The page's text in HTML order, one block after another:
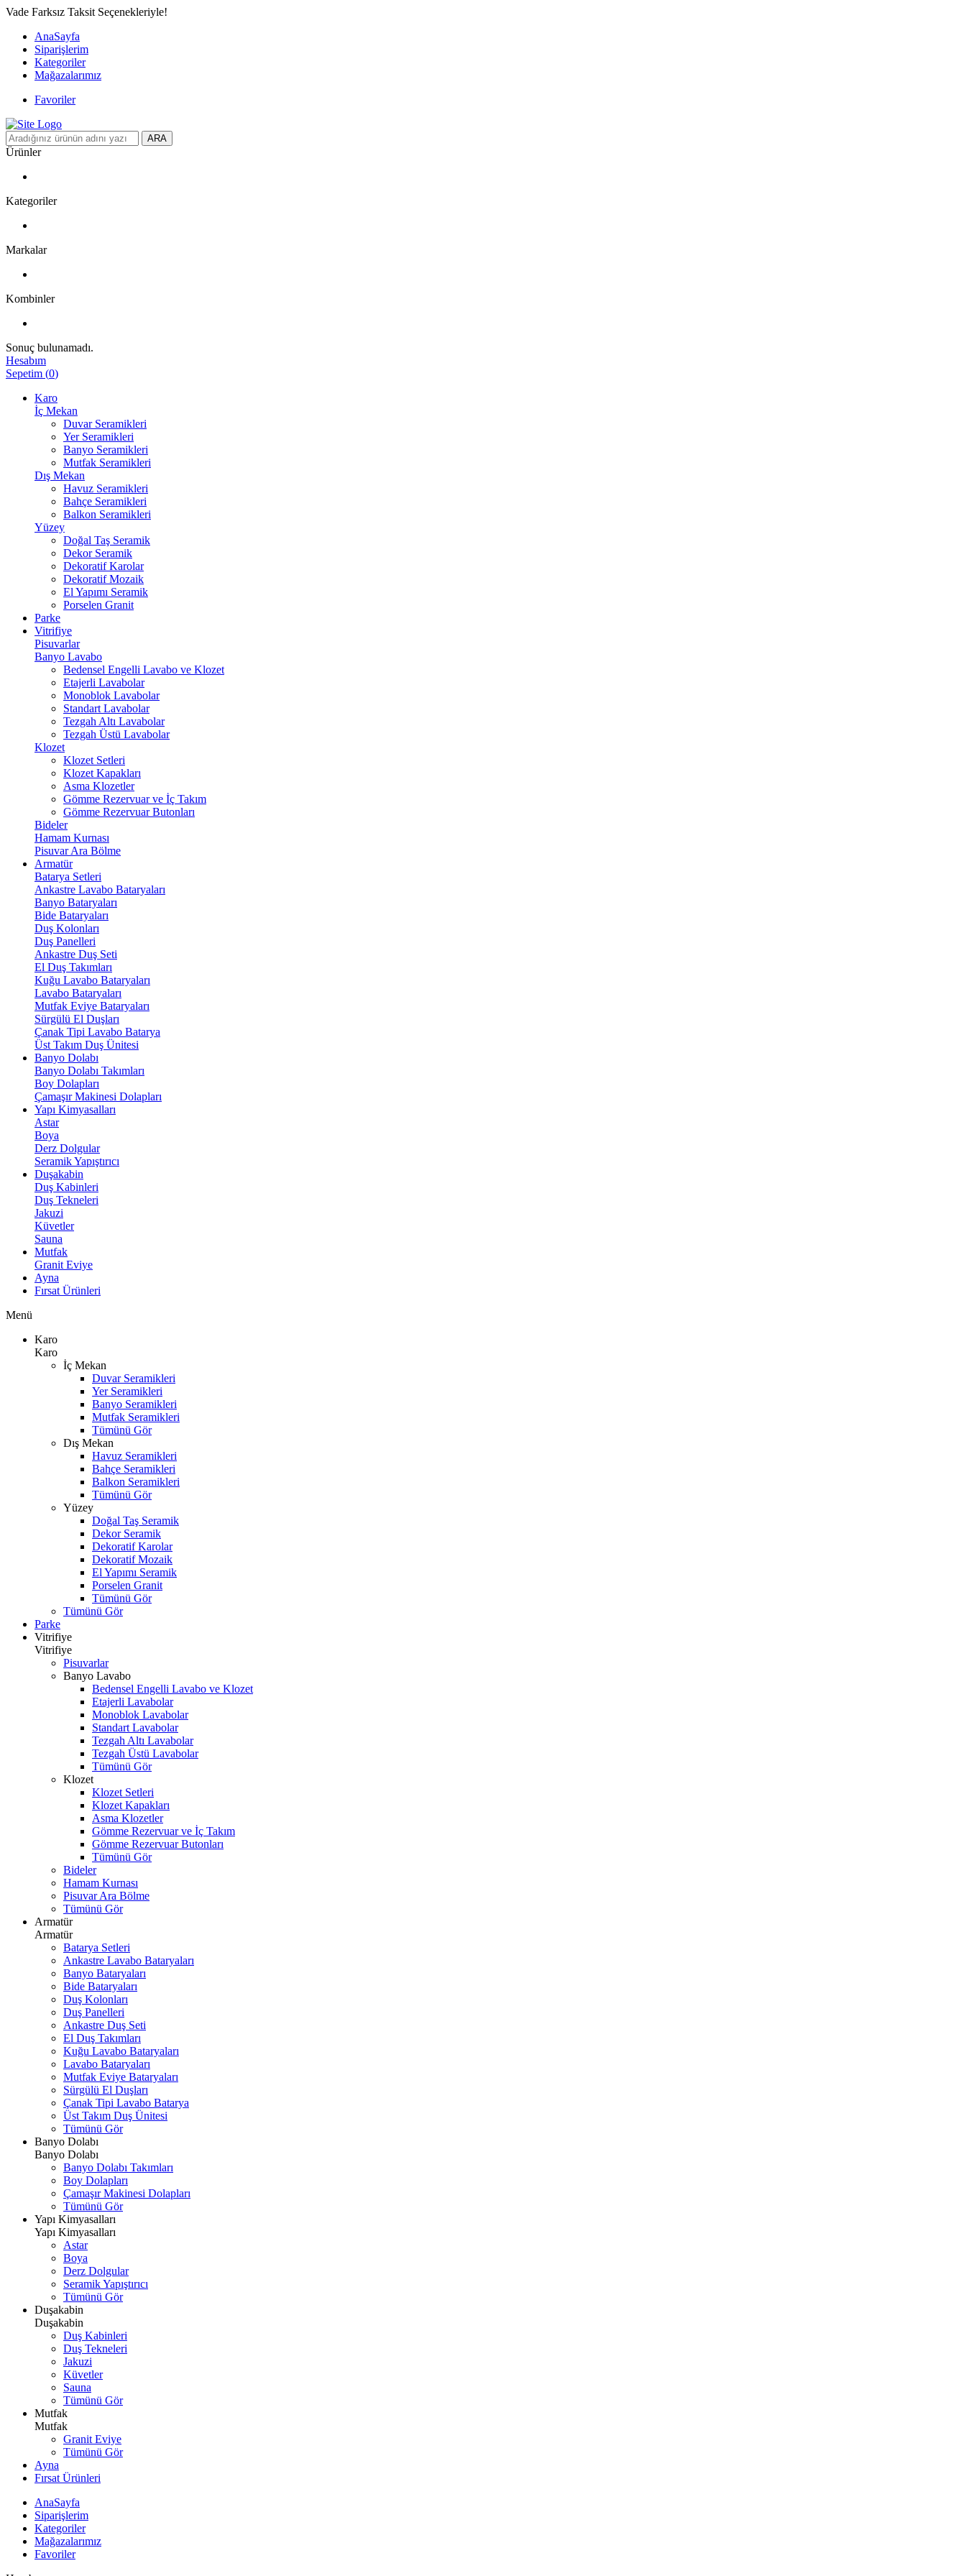
Vade Farksız Taksit Seçenekleriyle!
AnaSayfa
Siparişlerim
Kategoriler
Mağazalarımız
Favoriler
ARA
Ürünler
Kategoriler
Markalar
Kombinler
Sonuç bulunamadı.
Hesabım
Sepetim (0)
Karo
İç Mekan
Duvar Seramikleri
Yer Seramikleri
Banyo Seramikleri
Mutfak Seramikleri
Dış Mekan
Havuz Seramikleri
Bahçe Seramikleri
Balkon Seramikleri
Yüzey
Doğal Taş Seramik
Dekor Seramik
Dekoratif Karolar
Dekoratif Mozaik
El Yapımı Seramik
Porselen Granit
Parke
Vitrifiye
Pisuvarlar
Banyo Lavabo
Bedensel Engelli Lavabo ve Klozet
Etajerli Lavabolar
Monoblok Lavabolar
Standart Lavabolar
Tezgah Altı Lavabolar
Tezgah Üstü Lavabolar
Klozet
Klozet Setleri
Klozet Kapakları
Asma Klozetler
Gömme Rezervuar ve İç Takım
Gömme Rezervuar Butonları
Bideler
Hamam Kurnası
Pisuvar Ara Bölme
Armatür
Batarya Setleri
Ankastre Lavabo Bataryaları
Banyo Bataryaları
Bide Bataryaları
Duş Kolonları
Duş Panelleri
Ankastre Duş Seti
El Duş Takımları
Kuğu Lavabo Bataryaları
Lavabo Bataryaları
Mutfak Eviye Bataryaları
Sürgülü El Duşları
Çanak Tipi Lavabo Batarya
Üst Takım Duş Ünitesi
Banyo Dolabı
Banyo Dolabı Takımları
Boy Dolapları
Çamaşır Makinesi Dolapları
Yapı Kimyasalları
Astar
Boya
Derz Dolgular
Seramik Yapıştırıcı
Duşakabin
Duş Kabinleri
Duş Tekneleri
Jakuzi
Küvetler
Sauna
Mutfak
Granit Eviye
Ayna
Fırsat Ürünleri
Menü
Karo
Karo
İç Mekan
Duvar Seramikleri
Yer Seramikleri
Banyo Seramikleri
Mutfak Seramikleri
Tümünü Gör
Dış Mekan
Havuz Seramikleri
Bahçe Seramikleri
Balkon Seramikleri
Tümünü Gör
Yüzey
Doğal Taş Seramik
Dekor Seramik
Dekoratif Karolar
Dekoratif Mozaik
El Yapımı Seramik
Porselen Granit
Tümünü Gör
Tümünü Gör
Parke
Vitrifiye
Vitrifiye
Pisuvarlar
Banyo Lavabo
Bedensel Engelli Lavabo ve Klozet
Etajerli Lavabolar
Monoblok Lavabolar
Standart Lavabolar
Tezgah Altı Lavabolar
Tezgah Üstü Lavabolar
Tümünü Gör
Klozet
Klozet Setleri
Klozet Kapakları
Asma Klozetler
Gömme Rezervuar ve İç Takım
Gömme Rezervuar Butonları
Tümünü Gör
Bideler
Hamam Kurnası
Pisuvar Ara Bölme
Tümünü Gör
Armatür
Armatür
Batarya Setleri
Ankastre Lavabo Bataryaları
Banyo Bataryaları
Bide Bataryaları
Duş Kolonları
Duş Panelleri
Ankastre Duş Seti
El Duş Takımları
Kuğu Lavabo Bataryaları
Lavabo Bataryaları
Mutfak Eviye Bataryaları
Sürgülü El Duşları
Çanak Tipi Lavabo Batarya
Üst Takım Duş Ünitesi
Tümünü Gör
Banyo Dolabı
Banyo Dolabı
Banyo Dolabı Takımları
Boy Dolapları
Çamaşır Makinesi Dolapları
Tümünü Gör
Yapı Kimyasalları
Yapı Kimyasalları
Astar
Boya
Derz Dolgular
Seramik Yapıştırıcı
Tümünü Gör
Duşakabin
Duşakabin
Duş Kabinleri
Duş Tekneleri
Jakuzi
Küvetler
Sauna
Tümünü Gör
Mutfak
Mutfak
Granit Eviye
Tümünü Gör
Ayna
Fırsat Ürünleri
AnaSayfa
Siparişlerim
Kategoriler
Mağazalarımız
Favoriler